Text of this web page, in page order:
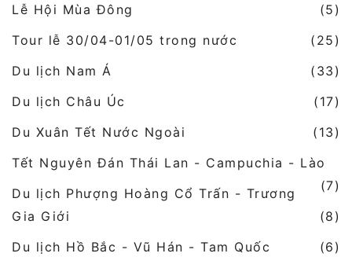
Lễ Hội Mùa Đông
(5)
Tour lễ 30/04-01/05 trong nước
(25)
Du lịch Nam Á
(33)
Du lịch Châu Úc
(17)
Du Xuân Tết Nước Ngoài
(13)
Tết Nguyên Đán Thái Lan - Campuchia - Lào
(7)
Du lịch Phượng Hoàng Cổ Trấn - Trương
Gia Giới
(8)
Du lịch Hồ Bắc - Vũ Hán - Tam Quốc
(6)